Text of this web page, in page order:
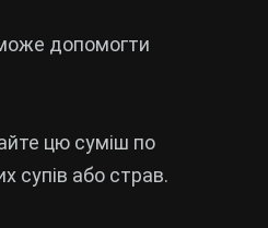
допомогти
цю суміш по
супів або страв.